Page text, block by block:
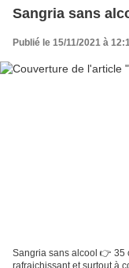
Sangria sans
Publié le 15/11/2021 à
Sangria sans alcool 👉 35 cal les 100 gr Un cocktail au doux goût sucré, très
rafraichissant et surtout à